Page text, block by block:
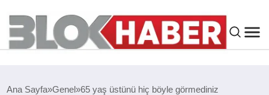
Ana Sayfa Genel 65 yaş üstünü hiç böyle görmediniz